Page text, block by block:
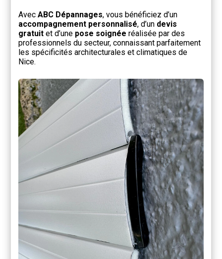
AvecABC Dépannages, vous bénéficiez d’un
accompagnement personnalisé, d’un devis
gratuit et d’une pose soignée réalisée par des
professionnels du secteur, connaissant parfaitement
les spécificités architecturales et climatiques de
Nice.